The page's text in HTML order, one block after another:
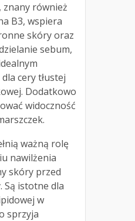
, znany również
B3, wspiera
skóry oraz
sebum,
cery tłustej
Dodatkowo
widoczność
ważną rolę
nawilżenia
skóry przed
Są istotne dla
w
sprzyja